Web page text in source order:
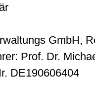
GmbH,
Prof. Dr.
DE190606404